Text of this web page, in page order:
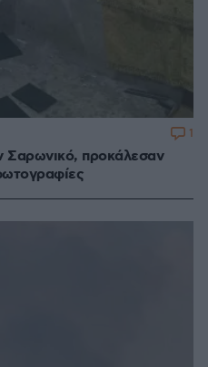
Σαρωνικό, προκάλεσαν
1